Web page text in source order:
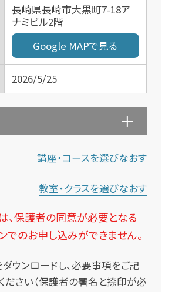
長崎県長崎市大黒町7-18ア
ナミビル2階
Google MAPで見る
2026/5/25
講座・コースを選びなおす
教室・クラスを選びなおす
、保護者の同意が必要となる
でのお申し込みができません。
ウンロードし、必要事項をご記
ださい（保護者の署名と捺印が必